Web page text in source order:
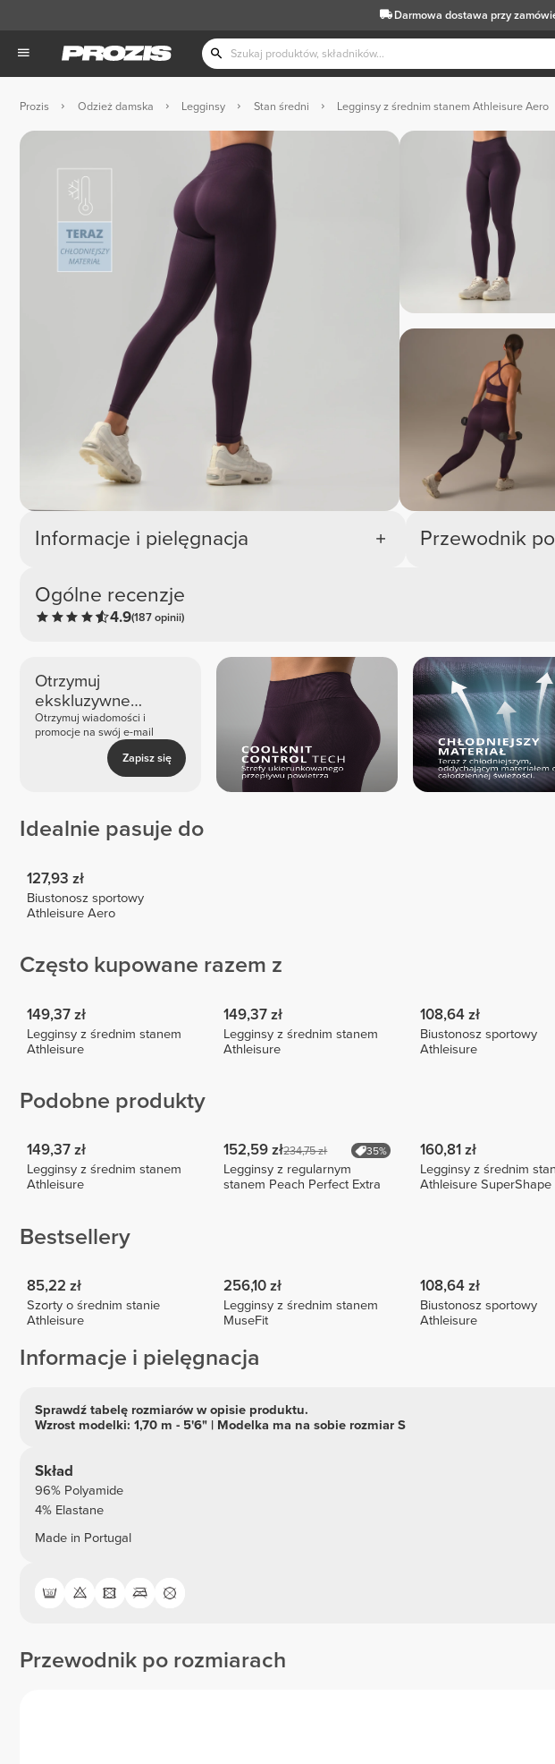
Darmowa dostawa przy
Prozis Odzież damska Legginsy Stan średni Legginsy z średnim stanem Athleisure Aero
Informacje i pielęgnacja
Ogólne recenzje
4.9(187 opinii)
Przewodnik
Otrzymuj
ekskluzywne
nowości i oferty
Otrzymuj wiadomości i
promocje na swój e-mail
Zapisz się
Idealnie pasuje do
127,93 zł
Biustonosz sportowy
Athleisure Aero
Często kupowane razem z
149,37 zł
Legginsy z średnim stanem
Athleisure
149,37 zł
Legginsy z średnim stanem
Athleisure
108,64 zł
Biustonosz sportowy
Athleisure
Podobne produkty
149,37 zł
Legginsy z średnim stanem
Athleisure
152,59 zł234,75 zł 35%
Legginsy z regularnym
stanem Peach Perfect Extra
160,81 zł
Legginsy z średnim
Athleisure SuperShape
Bestsellery
85,22 zł
Szorty o średnim stanie
Athleisure
256,10 zł
Legginsy z średnim stanem
MuseFit
108,64 zł
Biustonosz sportowy
Athleisure
Informacje i pielęgnacja
Sprawdź tabelę rozmiarów w opisie produktu.
Wzrost modelki: 1,70 m - 5'6" | Modelka ma na sobie rozmiar S
Skład
96% Polyamide
4% Elastane
Made in Portugal
Przewodnik po rozmiarach